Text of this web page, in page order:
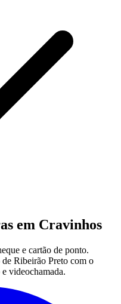
em Cravinhos
e cartão de ponto.
Ribeirão Preto com o
videochamada.